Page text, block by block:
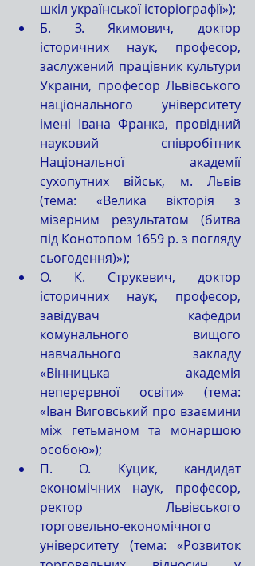
Б. З. Якимович, доктор
історичних наук, професор,
заслужений працівник культури
України, професор Львівського
національного університету
імені Івана Франка, провідний
науковий співробітник
Національної академії
сухопутних військ, м. Львів
(тема: «Велика вікторія з
мізерним результатом (битва
під Конотопом 1659 р. з погляду
сьогодення)»);
О. К. Струкевич, доктор
історичних наук, професор,
завідувач кафедри
комунального вищого
навчального закладу
«Вінницька академія
неперервної освіти» (тема:
«Іван Виговський про взаємини
між гетьманом та монаршою
особою»);
П. О. Куцик, кандидат
економічних наук, професор,
ректор Львівського
торговельно-економічного
університету (тема: «Розвиток